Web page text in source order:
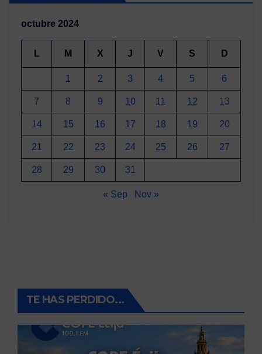
octubre 2024
L M X J V S D
1 2 3 4 5 6
7 8 9 10 11 12 13
14 15 16 17 18 19 20
21 22 23 24 25 26 27
28 29 30 31
« Sep Nov »
TE HAS PERDIDO...